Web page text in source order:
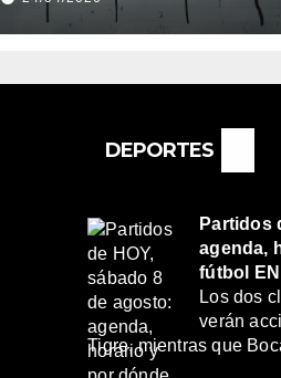
EVENTOS
EXTREMOS:
NIÑO MUY
DEPORTES
Partidos
agenda,
fútbol EN
Los dos
verán
Tigre, mientras que